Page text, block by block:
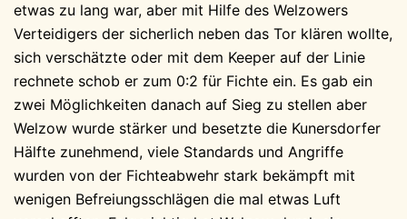
etwas zu lang war, aber mit Hilfe des Welzowers
Verteidigers der sicherlich neben das Tor klären wollte,
sich verschätzte oder mit dem Keeper auf der Linie
rechnete schob er zum 0:2 für Fichte ein. Es gab ein
zwei Möglichkeiten danach auf Sieg zu stellen aber
Welzow wurde stärker und besetzte die Kunersdorfer
Hälfte zunehmend, viele Standards und Angriffe
wurden von der Fichteabwehr stark bekämpft mit
wenigen Befreiungsschlägen die mal etwas Luft